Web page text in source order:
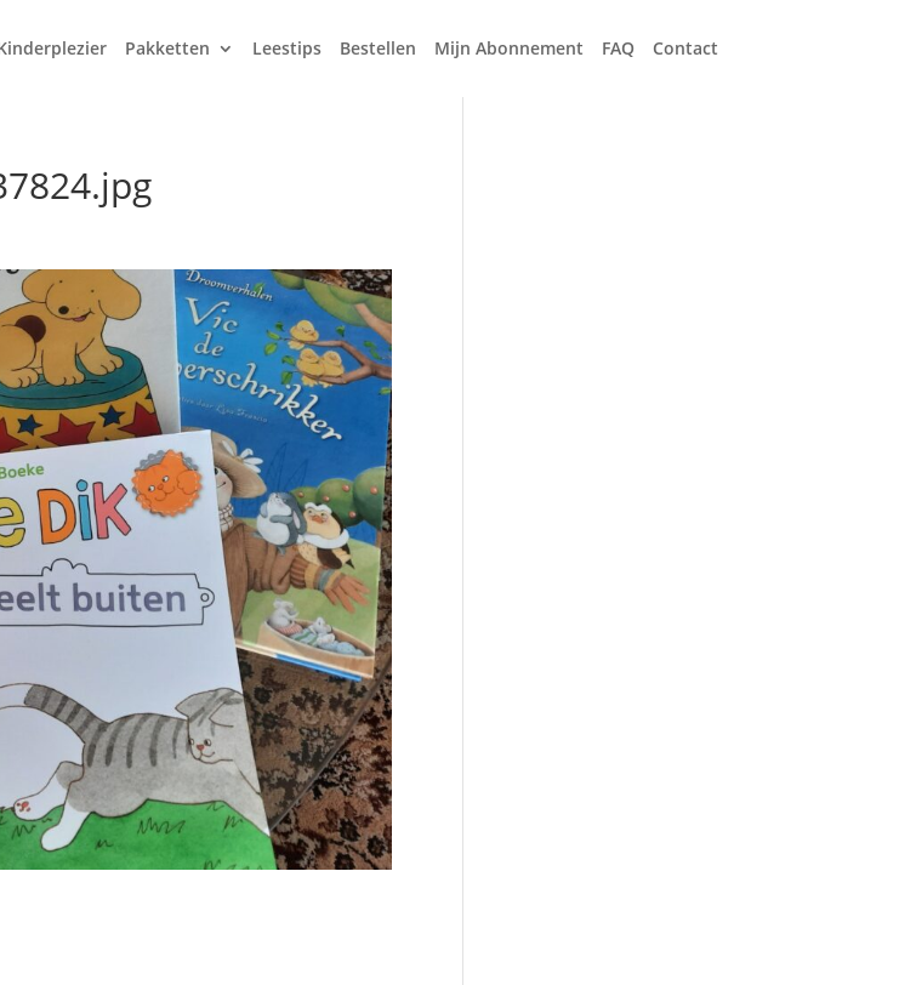
Pakketten Leestips Bestellen Mijn Abonnement FAQ Contact